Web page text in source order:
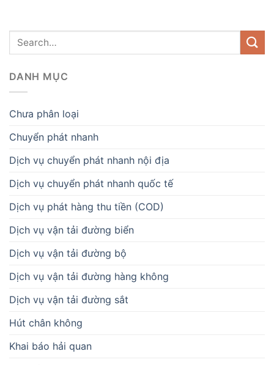
DANH MỤC
Chưa phân loại
Chuyển phát nhanh
Dịch vụ chuyển phát nhanh nội địa
Dịch vụ chuyển phát nhanh quốc tế
Dịch vụ phát hàng thu tiền (COD)
Dịch vụ vận tải đường biển
Dịch vụ vận tải đường bộ
Dịch vụ vận tải đường hàng không
Dịch vụ vận tải đường sắt
Hút chân không
Khai báo hải quan